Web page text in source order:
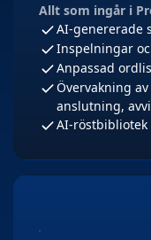
Allt som ingår i
AI-genererade
Inspelningar
Anpassad
Övervakning
anslutning,
AI-röstbibliotek